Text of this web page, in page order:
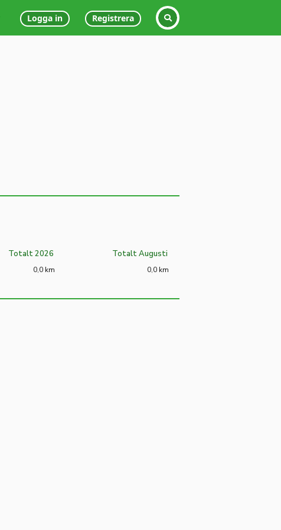
Logga in Registrera
Totalt 2026 Totalt Augusti
0,0 km 0,0 km